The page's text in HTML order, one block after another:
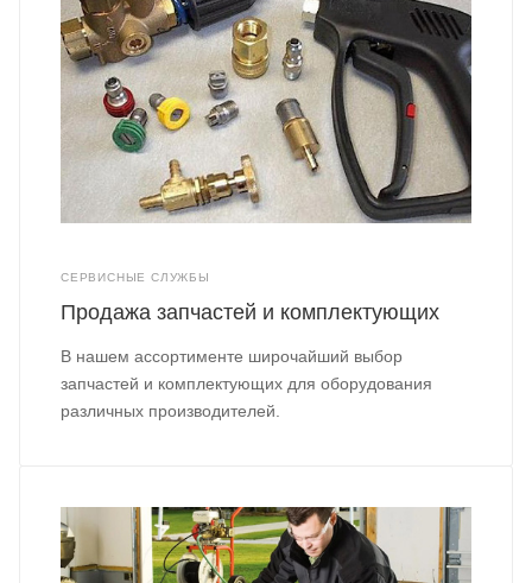
СЕРВИСНЫЕ СЛУЖБЫ
Продажа запчастей и комплектующих
В нашем ассортименте широчайший выбор
запчастей и комплектующих для оборудования
различных производителей.